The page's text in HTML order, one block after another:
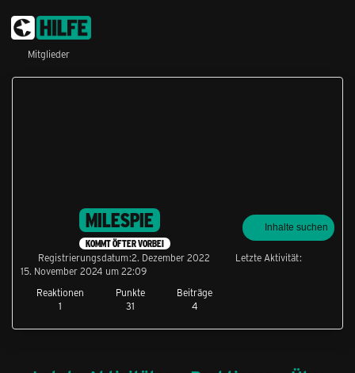
Mitglieder
MILESPIE
KOMMT ÖFTER VORBEI
Reaktionen
1
Punkte
31
Beiträge
4
Inhalte suchen
Registrierungsdatum 2. Dezember 2022
Letzte Aktivität
15. November 2024 um 22:09